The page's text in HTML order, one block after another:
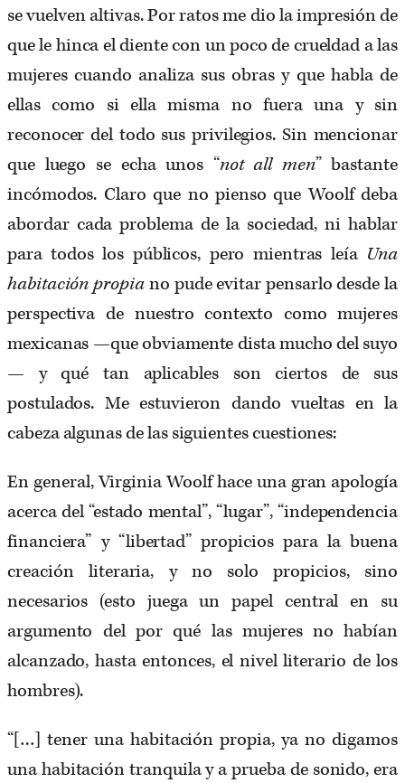
se vuelven altivas. Por ratos me dio la impresión de
que le hinca el diente con un poco de crueldad a las
mujeres cuando analiza sus obras y que habla de
ellas como si ella misma no fuera una y sin
reconocer del todo sus privilegios. Sin mencionar
que luego se echa unos “not all men” bastante
incómodos. Claro que no pienso que Woolf deba
abordar cada problema de la sociedad, ni hablar
para todos los públicos, pero mientras leía Una
habitación propiano pude evitar pensarlo desde la
perspectiva de nuestro contexto como mujeres
mexicanas —que obviamente dista mucho del suyo
— y qué tan aplicables son ciertos de sus
postulados. Me estuvieron dando vueltas en la
cabeza algunas de las siguientes cuestiones:
En general, Virginia Woolf hace una gran apología
acerca del “estado mental”, “lugar”, “independencia
financiera” y “libertad” propicios para la buena
creación literaria, y no solo propicios, sino
necesarios (esto juega un papel central en su
argumento del por qué las mujeres no habían
alcanzado, hasta entonces, el nivel literario de los
hombres).
“[…] tener una habitación propia, ya no digamos
una habitación tranquila y a prueba de sonido, era